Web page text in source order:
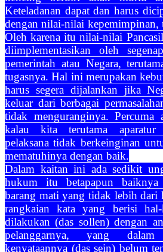
Keteladanan dapat dan harus
dengan nilai-nilai kepemimpinan,
Oleh karena itu nilai-nilai
diimplementasikan oleh
pemerintah atau Negara,
tugasnya. Hal ini merupakan
harus segera dijalankan jika
keluar dari berbagai
tidak menguranginya. Percuma
kalau kita terutama aparatur
pelaksana tidak berkeinginan
mematuhinya dengan baik.
Dalam kaitan ini ada sedikit
hukum itu betapapun baiknya
barang mati yang tidak lebih dari
rangkaian kata yang berisi
dilakukan (das sollen) dengan
pelanggarnya, yang dalam
kenyataannya (das sein) belum